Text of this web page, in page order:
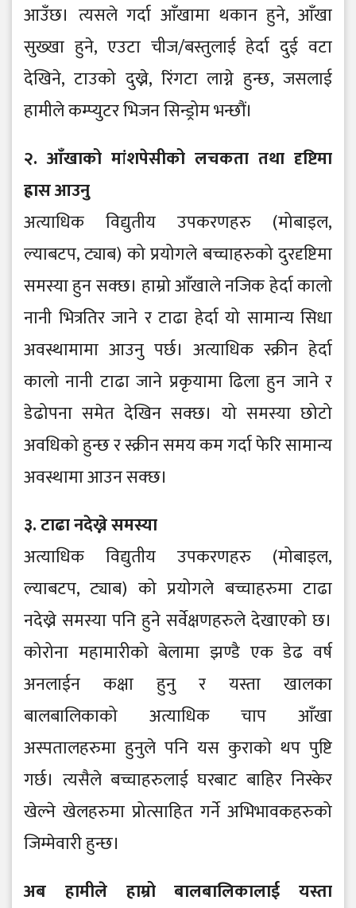
आउँछ। त्यसले गर्दा आँखामा थकान हुने, आँखा
सुख्खा हुने, एउटा चीज/बस्तुलाई हेर्दा दुई वटा
देखिने, टाउको दुख्ने, रिंगटा लाग्ने हुन्छ, जसलाई
हामीले कम्प्युटर भिजन सिन्ड्रोम भन्छौं।
२. आँखाको मांशपेसीको लचकता तथा दृष्टिमा
ह्रास आउनु
अत्याधिक विद्युतीय उपकरणहरु (मोबाइल,
ल्याबटप, ट्याब) को प्रयोगले बच्चाहरुको दुरदृष्टिमा
समस्या हुन सक्छ। हाम्रो आँखाले नजिक हेर्दा कालो
नानी भित्रतिर जाने र टाढा हेर्दा यो सामान्य सिधा
अवस्थामामा आउनु पर्छ। अत्याधिक स्क्रीन हेर्दा
कालो नानी टाढा जाने प्रकृयामा ढिला हुन जाने र
डेढोपना समेत देखिन सक्छ। यो समस्या छोटो
अवधिको हुन्छ र स्क्रीन समय कम गर्दा फेरि सामान्य
अवस्थामा आउन सक्छ।
३. टाढा नदेख्ने समस्या
अत्याधिक विद्युतीय उपकरणहरु (मोबाइल,
ल्याबटप, ट्याब) को प्रयोगले बच्चाहरुमा टाढा
नदेख्ने समस्या पनि हुने सर्वेक्षणहरुले देखाएको छ।
कोरोना महामारीको बेलामा झण्डै एक डेढ वर्ष
अनलाईन कक्षा हुनु र यस्ता खालका
बालबालिकाको अत्याधिक चाप आँखा
अस्पतालहरुमा हुनुले पनि यस कुराको थप पुष्टि
गर्छ। त्यसैले बच्चाहरुलाई घरबाट बाहिर निस्केर
खेल्ने खेलहरुमा प्रोत्साहित गर्ने अभिभावकहरुको
जिम्मेवारी हुन्छ।
अब हामीले हाम्रो बालबालिकालाई यस्ता